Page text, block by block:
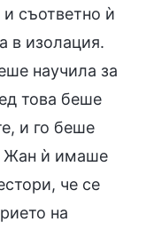
съответно ѝ
в изолация.
научила за
това беше
и го беше
Жан ѝ имаше
че се
на